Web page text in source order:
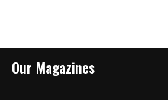
Our Magazines